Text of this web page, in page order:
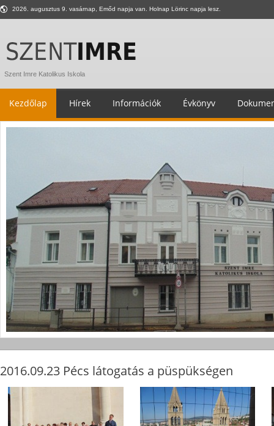
2026. augusztus 9. vasárnap, Emőd napja van. Holnap Lörinc napja lesz.
Szent Imre Katolikus Iskola
Kezdőlap Hírek Információk Évkönyv
2016.09.23 Pécs látogatás a püspükségen